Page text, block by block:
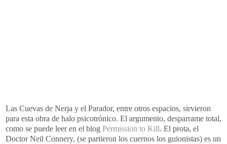
Las Cuevas de Nerja y el Parador, entre otros espacios, sirvieron
para esta obra de halo psicotrónico. El argumento, desparrame total,
como se puede leer en el blog Permission to Kill. El prota, el
Doctor Neil Connery, (se partieron los cuernos los guionistas) es un